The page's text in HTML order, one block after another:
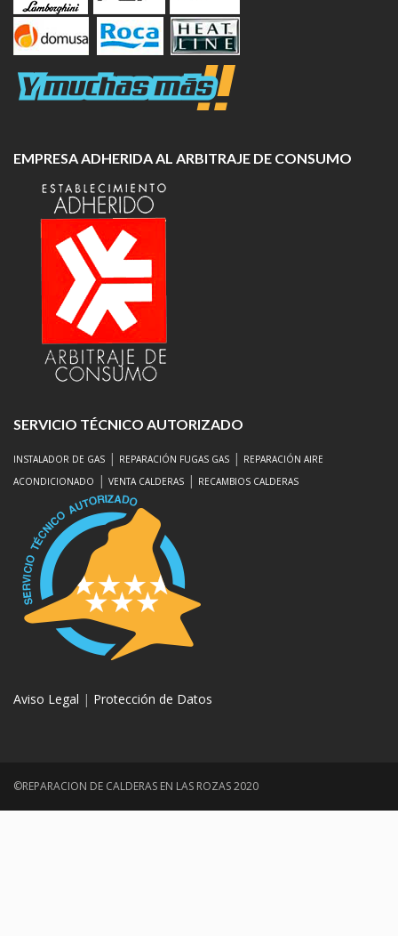
EMPRESA ADHERIDA AL ARBITRAJE DE CONSUMO
SERVICIO TÉCNICO AUTORIZADO
INSTALADOR DE GAS | REPARACIÓN FUGAS GAS | REPARACIÓN AIRE
ACONDICIONADO
| VENTA CALDERAS | RECAMBIOS CALDERAS
Aviso Legal | Protección de Datos
©REPARACION DE CALDERAS EN LAS ROZAS 2020